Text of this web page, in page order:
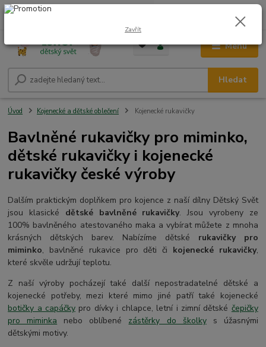
Menu
Hledat
+420 604 278 943 0,00 Kč
Úvod Kojenecké a dětské oblečení Kojenecké rukavičky
Bavlněné rukavičky pro miminko,
dětské rukavičky i kojenecké
rukavičky české výroby
Dalším praktickým doplňkem pro kojence z naší dílny Dětský Svět
jsou klasické dětské bavlněné rukavičky. Jsou vyrobeny ze
100% bavlněného atestovaného maka a vybírat můžete z mnoha
krásných dětských barev. Nabízíme dětské rukavičky pro
miminko, bavlněné rukavice pro děti či kojenecké rukavičky,
které skvěle udržují teplotu.
Z naší výroby pocházejí také další nepostradatelné dětské a
kojenecké potřeby, mezi které mimo jiné patří také kojenecké
botičky a capáčkypro dívky i chlapce, letní i zimní dětské čepičky
pro miminka nebo oblíbené zástěrky do školkys úžasnými
dětskými motivy.
Zavřít